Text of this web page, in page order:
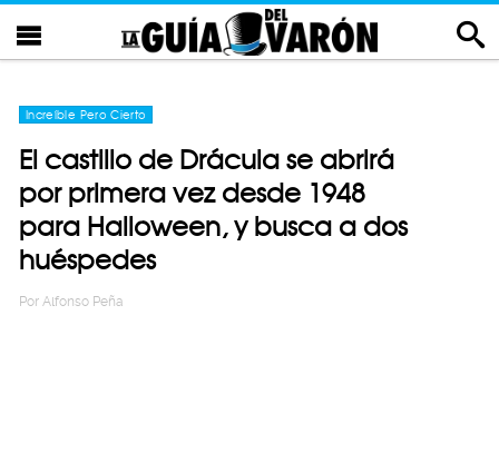
Increíble Pero Cierto
El castillo de Drácula se abrirá
por primera vez desde 1948
para Halloween, y busca a dos
huéspedes
Por Alfonso Peña